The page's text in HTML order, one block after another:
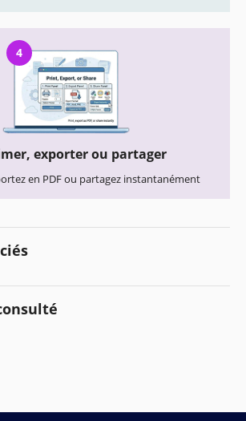
4
exporter ou partager
en PDF ou partagez instantanément